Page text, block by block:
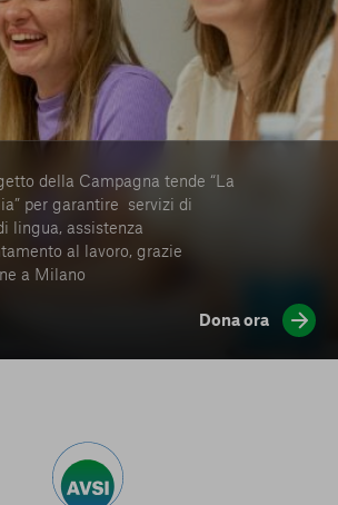
della Campagna tende “La
per garantire servizi di
lingua, assistenza
al lavoro, grazie
a Milano
Dona ora